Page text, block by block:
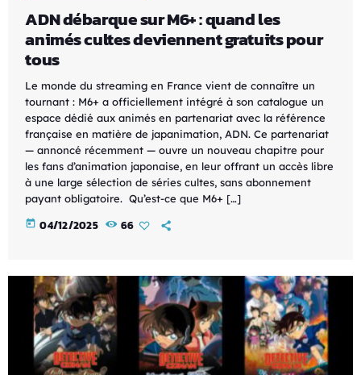
ADN débarque sur M6+ : quand les
animés cultes deviennent gratuits pour
tous
Le monde du streaming en France vient de connaître un
tournant : M6+ a officiellement intégré à son catalogue un
espace dédié aux animés en partenariat avec la référence
française en matière de japanimation, ADN. Ce partenariat
— annoncé récemment — ouvre un nouveau chapitre pour
les fans d’animation japonaise, en leur offrant un accès libre
à une large sélection de séries cultes, sans abonnement
payant obligatoire. Qu’est-ce que M6+ […]
today 04/12/2025 66